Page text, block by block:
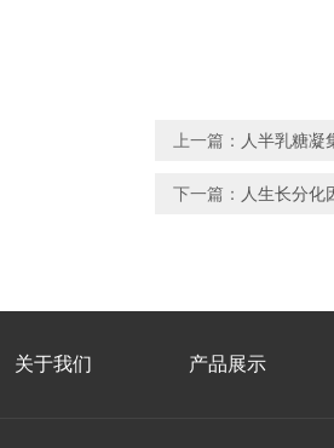
上一篇： 人半乳糖凝
下一篇： 人生长分化
关于我们 产品展示